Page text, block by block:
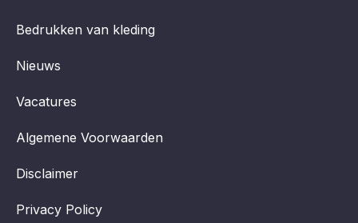
Bedrukken van kleding
Nieuws
Vacatures
Algemene Voorwaarden
Disclaimer
Privacy Policy